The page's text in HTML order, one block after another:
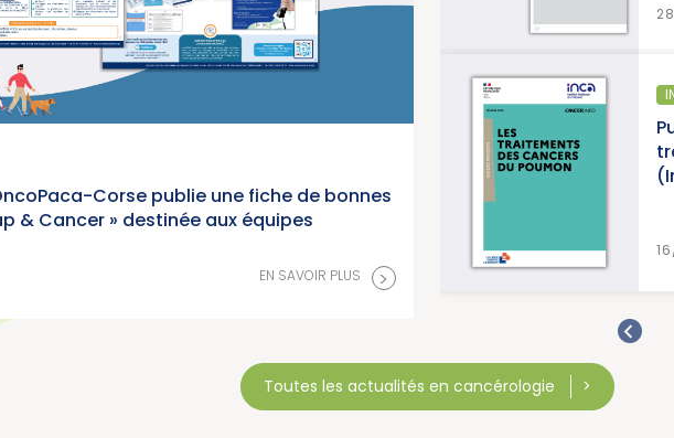
Corse publie une fiche de bonnes
& Cancer » destinée aux équipes
EN SAVOIR PLUS >
en
du
28/07/2026 >
Publication d’un guide info patients : «
traitements des cancers du poumon »
(Institut National du Cancer)
EN SAVOIR PLUS >
Toutes les actualités en cancérologie